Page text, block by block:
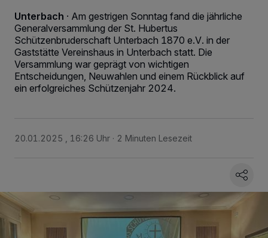
Unterbach · Am gestrigen Sonntag fand die jährliche
Generalversammlung der St. Hubertus
Schützenbruderschaft Unterbach 1870 e.V. in der
Gaststätte Vereinshaus in Unterbach statt. Die
Versammlung war geprägt von wichtigen
Entscheidungen, Neuwahlen und einem Rückblick auf
ein erfolgreiches Schützenjahr 2024.
20.01.2025 , 16:26 Uhr 2 Minuten Lesezeit